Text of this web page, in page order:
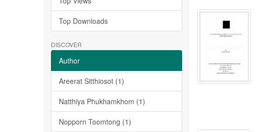
Top Downloads
DISCOVER
Author
Areerat Sitthiosot (1)
Natthiya Phukhamkhom (1)
Nopporn Toomtong (1)